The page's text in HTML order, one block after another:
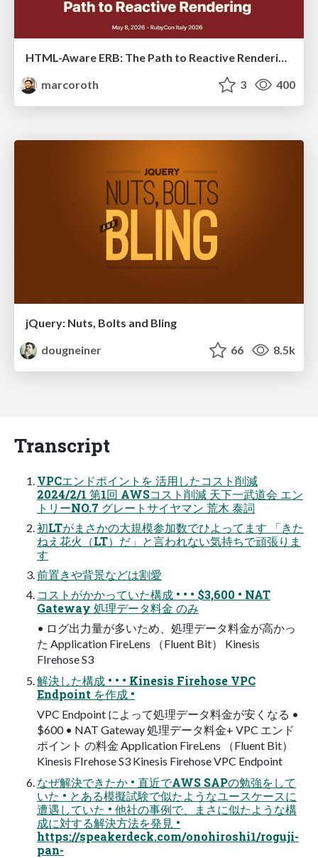
HTML-Aware ERB: The Path to Reactive Rendering @ RubyCon 2026, Rimini, Italy
marcoroth
3 400
jQuery: Nuts, Bolts and Bling
dougneiner
66 8.5k
Transcript
VPCエンドポイントを 活⽤したコスト削減
2024/2/1 第1回 AWSコスト削減 天下⼀武道会 エン
トリーNO.7 グレートサイヤマン 荒⽊ 泰詞
初LTがまさかの⼤規模参加数でひよってます 「きた
ねえ花⽕（LT）だ」と⾔われない気持ちで頑張りま
す
前置きや背景などは割愛
コストがかかっていた構成 • • • $3,600 • NAT
Gateway 処理データ料⾦ のみ
• ログ出⼒量が多いため、処理データ料⾦が⾼かっ
た Application FireLens （Fluent Bit） Kinesis
FIrehose S3
解決した構成 • • • Kinesis Firehose VPC
Endpoint を作成 •
VPC Endpoint によって処理データ料⾦が安くなる •
$600 • NAT Gateway 処理データ料⾦+ VPC エンド
ポイント の料⾦ Application FireLens （Fluent Bit）
Kinesis FIrehose S3 Kinesis Firehose VPC Endpoint
なぜ解決できたか • 直近でAWS SAPの勉強をして
いた • とある模擬試験で似たようなユースケースに
遭遇していた • 他社の事例で、まさに似たような構
成に対する解決⽅法を発⾒ •
https://speakerdeck.com/onohiroshi1/roguji-
pan-